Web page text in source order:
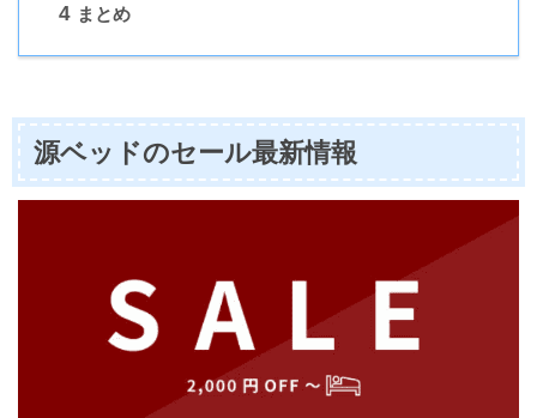
4 まとめ
源ベッドのセール最新情報